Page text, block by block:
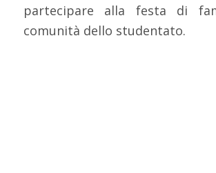
partecipare alla festa di
comunità dello studentato.